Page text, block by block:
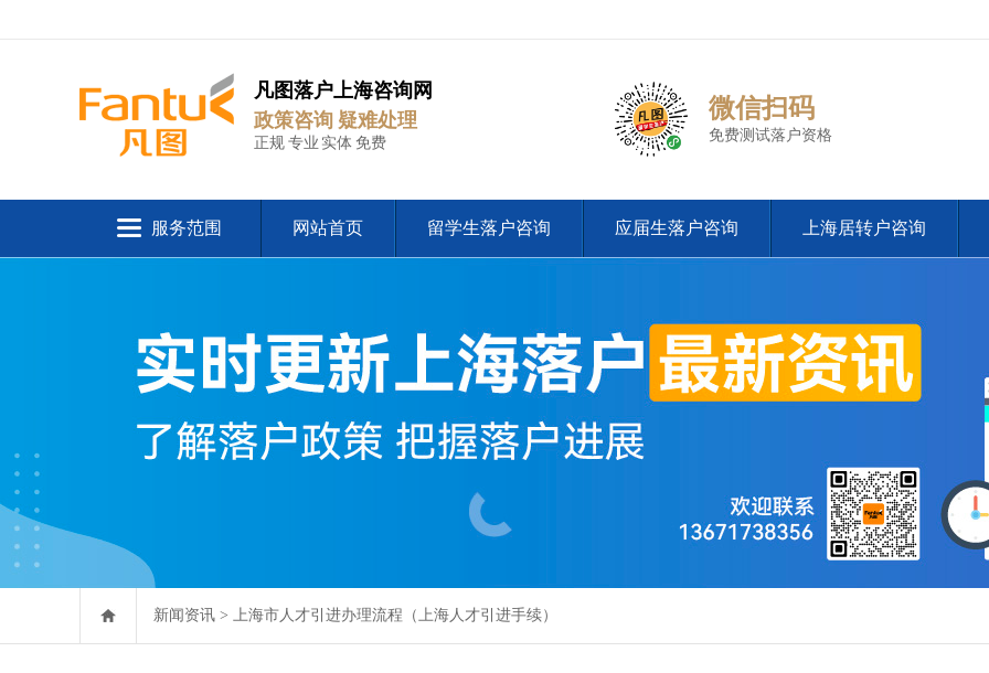
凡图落户上海咨询网
政策咨询 疑难处理
正规 专业 实体 免费
微信扫码
免费测试落户资格
服务范围 网站首页 留学生落户咨询 应届生落户咨询 上海居转户咨询
新闻资讯 > 上海市人才引进办理流程（上海人才引进手续）